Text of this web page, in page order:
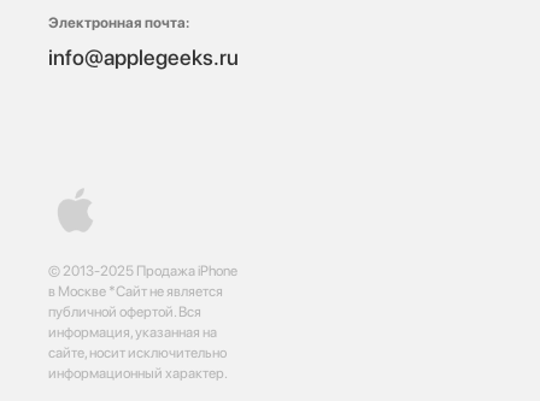
© 2013-2025 Продажа iPhone
в Москве *Сайт не является
публичной офертой. Вся
информация, указанная на
сайте, носит исключительно
информационный характер.
Электронная почта:
info@applegeeks.ru